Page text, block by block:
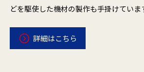
どを駆使した機材の製作も手掛けていま
詳細はこちら